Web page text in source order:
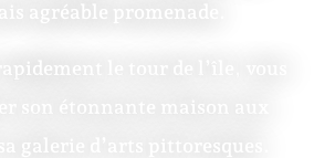
agréable promenade.
le tour de l’île, vous
son étonnante maison aux